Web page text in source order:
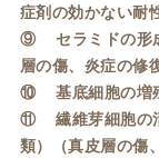
症剤の効かない耐
⑨ セラミドの形
層の傷、炎症の修
⑩ 基底細胞の増殖
⑪ 繊維芽細胞の
類）（真皮層の傷